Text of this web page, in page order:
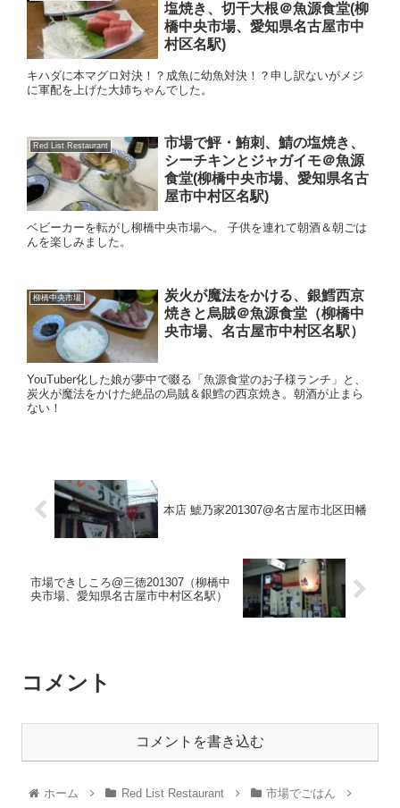
塩焼き、切干大根＠魚源食堂(柳
橋中央市場、愛知県名古屋市中
村区名駅)
キハダに本マグロ対決！？成魚に幼魚対決！？申し訳ないがメジ
に軍配を上げた大姉ちゃんでした。
Red List Restaurant
市場で鮃・鮪刺、鯖の塩焼き、
シーチキンとジャガイモ＠魚源
食堂(柳橋中央市場、愛知県名古
屋市中村区名駅)
ベビーカーを転がし柳橋中央市場へ。 子供を連れて朝酒＆朝ごは
んを楽しみました。
柳橋中央市場
炭火が魔法をかける、銀鱈西京
焼きと烏賊＠魚源食堂（柳橋中
央市場、名古屋市中村区名駅）
YouTuber化した娘が夢中で啜る「魚源食堂のお子様ランチ」と、
炭火が魔法をかけた絶品の烏賊＆銀鱈の西京焼き。朝酒が止まら
ない！
本店 鯱乃家201307@名古屋市北区田幡
市場できしころ@三徳201307（柳橋中
央市場、愛知県名古屋市中村区名駅）
コメント
コメントを書き込む
ホーム Red List Restaurant
市場でごはん